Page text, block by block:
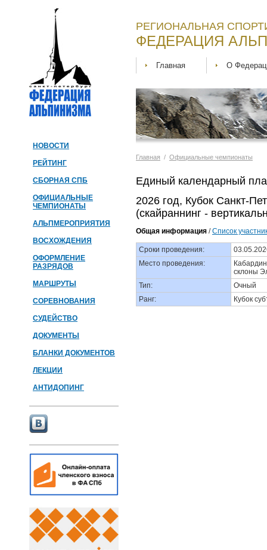
НОВОСТИ
РЕЙТИНГ
СБОРНАЯ СПБ
ОФИЦИАЛЬНЫЕ
ЧЕМПИОНАТЫ
АЛЬПМЕРОПРИЯТИЯ
ВОСХОЖДЕНИЯ
ОФОРМЛЕНИЕ
РАЗРЯДОВ
МАРШРУТЫ
СОРЕВНОВАНИЯ
СУДЕЙСТВО
ДОКУМЕНТЫ
БЛАНКИ ДОКУМЕНТОВ
ЛЕКЦИИ
АНТИДОПИНГ
РЕГИОНАЛЬНАЯ
ФЕДЕРАЦИЯ
Главная О
Главная / Официальные чемпионаты
Единый календарный
2026 год, Кубок Санкт-
(скайраннинг -
Общая информация /Список
Сроки проведения:
Место проведения:
склоны
Тип:
Очный
Ранг:
Кубок